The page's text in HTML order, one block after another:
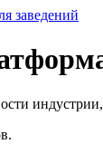
заведений